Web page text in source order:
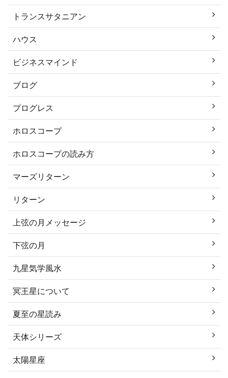
トランスサタニアン
ハウス
ビジネスマインド
ブログ
プログレス
ホロスコープ
ホロスコープの読み方
マーズリターン
リターン
上弦の月メッセージ
下弦の月
九星気学風水
冥王星について
夏至の星読み
天体シリーズ
太陽星座